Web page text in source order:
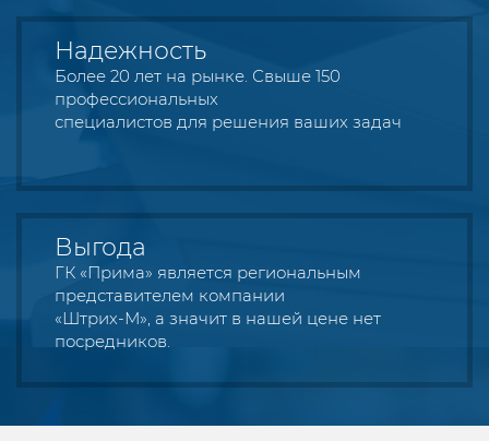
Надежность
Более 20 лет на рынке. Свыше 150
профессиональных
специалистов для решения ваших задач
Выгода
ГК «Прима» является региональным
представителем компании
«Штрих-М», а значит в нашей цене нет
посредников.